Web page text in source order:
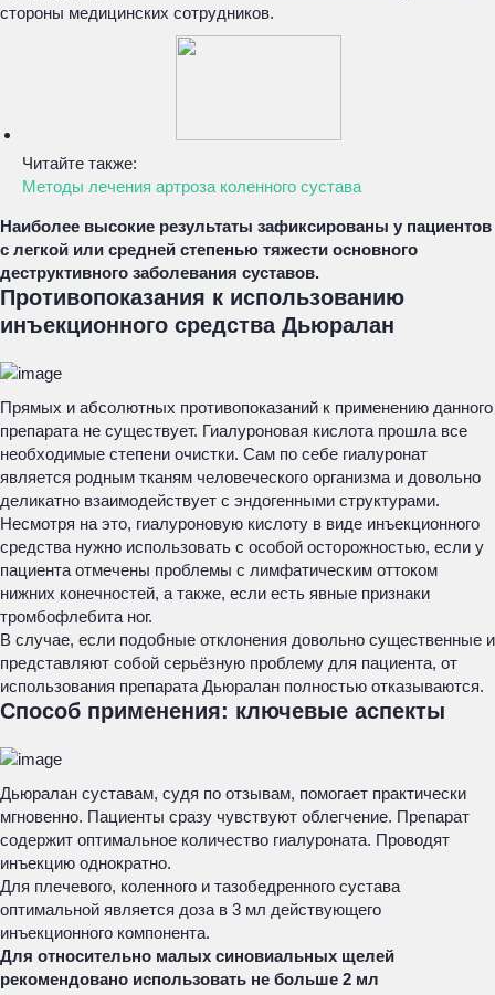
стороны медицинских сотрудников.
Читайте также:
Методы лечения артроза коленного сустава
Наиболее высокие результаты зафиксированы у пациентов
с легкой или средней степенью тяжести основного
деструктивного заболевания суставов.
Противопоказания к использованию
инъекционного средства Дьюралан
Прямых и абсолютных противопоказаний к применению данного
препарата не существует. Гиалуроновая кислота прошла все
необходимые степени очистки. Сам по себе гиалуронат
является родным тканям человеческого организма и довольно
деликатно взаимодействует с эндогенными структурами.
Несмотря на это, гиалуроновую кислоту в виде инъекционного
средства нужно использовать с особой осторожностью, если у
пациента отмечены проблемы с лимфатическим оттоком
нижних конечностей, а также, если есть явные признаки
тромбофлебита ног.
В случае, если подобные отклонения довольно существенные и
представляют собой серьёзную проблему для пациента, от
использования препарата Дьюралан полностью отказываются.
Способ применения: ключевые аспекты
Дьюралан суставам, судя по отзывам, помогает практически
мгновенно. Пациенты сразу чувствуют облегчение. Препарат
содержит оптимальное количество гиалуроната. Проводят
инъекцию однократно.
Для плечевого, коленного и тазобедренного сустава
оптимальной является доза в 3 мл действующего
инъекционного компонента.
Для относительно малых синовиальных щелей
рекомендовано использовать не больше 2 мл